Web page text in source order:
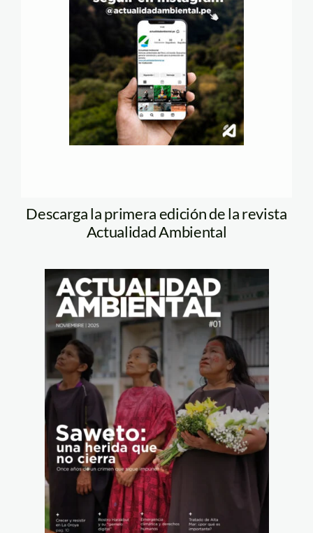
Descarga la primera edición de la revista
Actualidad Ambiental